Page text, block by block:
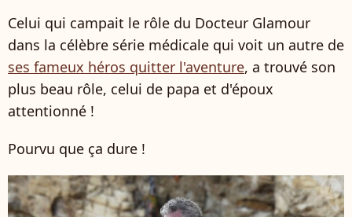
Celui qui campait le rôle du Docteur Glamour
dans la célèbre série médicale qui voit un autre de
ses fameux héros quitter l'aventure, a trouvé son
plus beau rôle, celui de papa et d'époux
attentionné !
Pourvu que ça dure !